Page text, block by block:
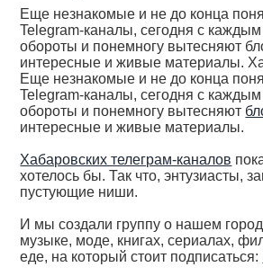
Еще незнакомые и не до конца
Telegram-каналы, сегодня с
обороты и понемногу вытесняют
интересные и живые материалы.
Еще незнакомые и не до конца
Telegram-каналы, сегодня с
обороты и понемногу вытесняют
интересные и живые материалы.
Хабаровских телеграм-каналов
хотелось бы. Так что, энтузиасты,
пустующие ниши.
И мы создали группу о нашем
музыке, моде, книгах, сериалах,
еде, на который стоит подписаться: